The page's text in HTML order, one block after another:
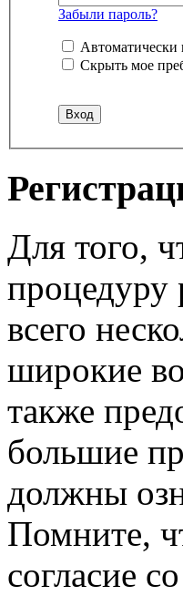
Забыли пароль?
Скрыть мое
Для того,
процедуру
всего
широкие
также
большие
должны
Помните,
согласие со